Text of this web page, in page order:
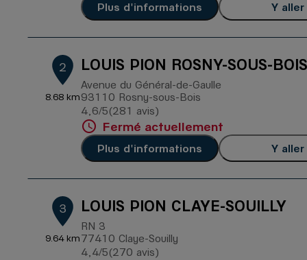
Plus d'informations Y aller
2
8.68 km
LOUIS PION ROSNY-SOUS-BOIS
Avenue du Général-de-Gaulle
93110 Rosny-sous-Bois
4,6/5 Note de 4.6 sur 5
(281 avis)
Fermé actuellement
Plus d'informations Y aller
3
9.64 km
LOUIS PION CLAYE-SOUILLY
RN 3
77410 Claye-Souilly
4,4/5 Note de 4.4 sur 5
(270 avis)